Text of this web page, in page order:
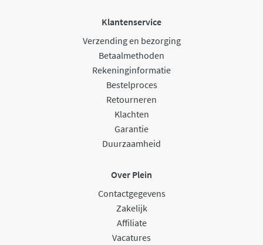
Klantenservice
Verzending en bezorging
Betaalmethoden
Rekeninginformatie
Bestelproces
Retourneren
Klachten
Garantie
Duurzaamheid
Over Plein
Contactgegevens
Zakelijk
Affiliate
Vacatures